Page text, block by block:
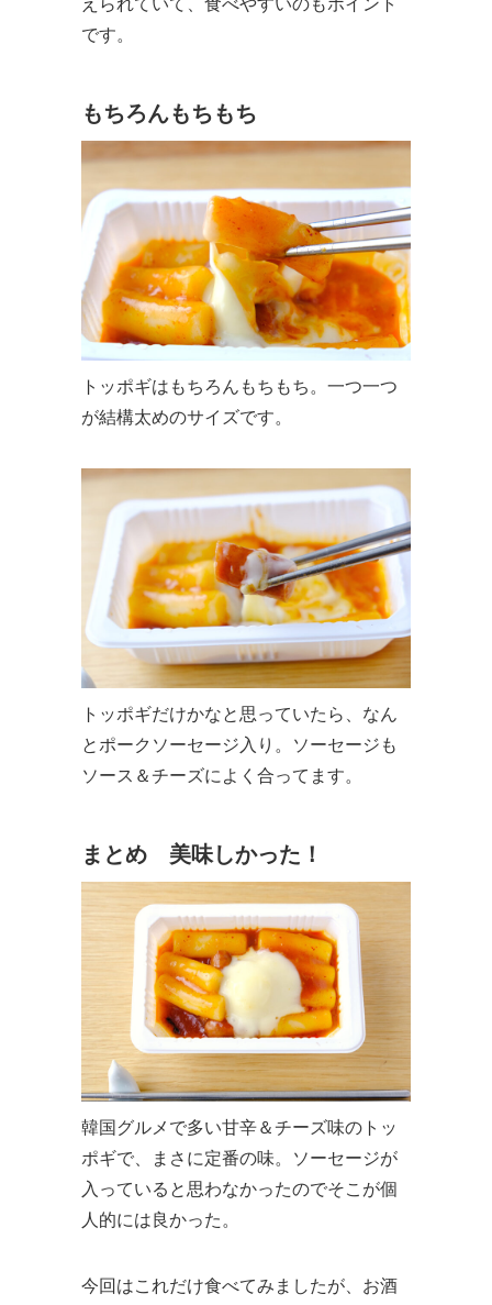
えられていて、食べやすいのもポイント
です。
もちろんもちもち
トッポギはもちろんもちもち。一つ一つ
が結構太めのサイズです。
トッポギだけかなと思っていたら、なん
とポークソーセージ入り。ソーセージも
ソース＆チーズによく合ってます。
まとめ 美味しかった！
韓国グルメで多い甘辛＆チーズ味のトッ
ポギで、まさに定番の味。ソーセージが
入っていると思わなかったのでそこが個
人的には良かった。
今回はこれだけ食べてみましたが、お酒